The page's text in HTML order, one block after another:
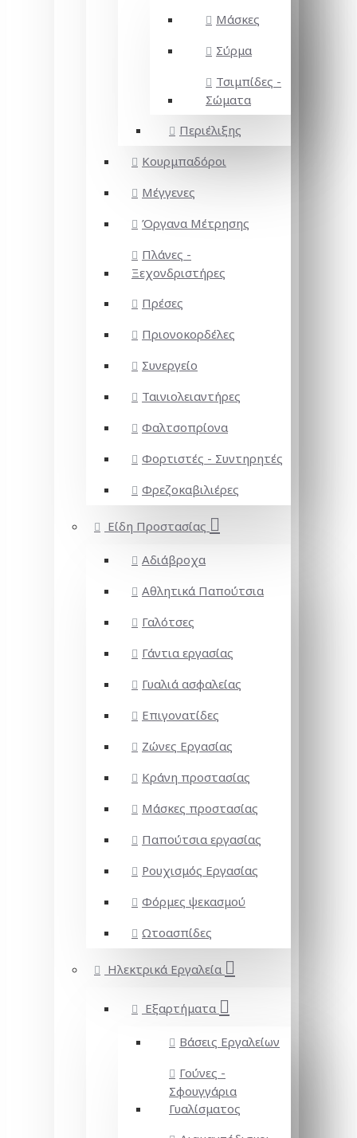
Μάσκες
Σύρμα
Τσιμπίδες -
Σώματα
Περιέλιξης
Κουρμπαδόροι
Μέγγενες
Όργανα Μέτρησης
Πλάνες -
Ξεχονδριστήρες
Πρέσες
Πριονοκορδέλες
Συνεργείο
Ταινιολειαντήρες
Φαλτσοπρίονα
Φορτιστές - Συντηρητές
Φρεζοκαβιλιέρες
Είδη Προστασίας
Αδιάβροχα
Αθλητικά Παπούτσια
Γαλότσες
Γάντια εργασίας
Γυαλιά ασφαλείας
Επιγονατίδες
Ζώνες Εργασίας
Κράνη προστασίας
Μάσκες προστασίας
Παπούτσια εργασίας
Ρουχισμός Εργασίας
Φόρμες ψεκασμού
Ωτοασπίδες
Ηλεκτρικά Εργαλεία
Εξαρτήματα
Βάσεις Εργαλείων
Γούνες -
Σφουγγάρια
Γυαλίσματος